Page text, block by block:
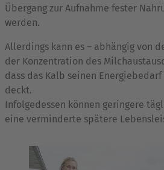
Übergang zur Aufnahme fester
werden.
Allerdings kann es – abhängig von
der Konzentration des
dass das Kalb seinen
deckt.
Infolgedessen können geringere
eine verminderte spätere